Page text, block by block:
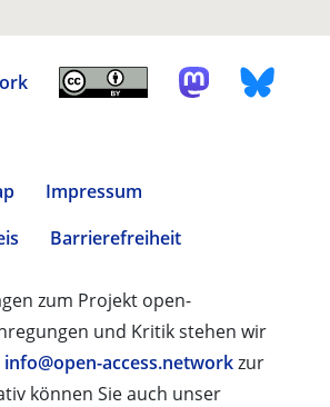
Impressum
Barrierefreiheit
zum Projekt open-
und Kritik stehen wir
info@open-access.networkzur
können Sie auch unser